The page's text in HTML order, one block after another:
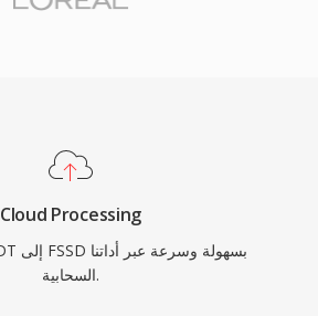
Cloud Processing
السحابية.